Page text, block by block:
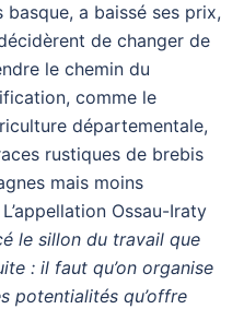
a baissé ses prix,
de changer de
le chemin du
comme le
départementale,
rustiques de brebis
mais moins
Ossau-Iraty
le sillon du travail que
: il faut qu’on organise
potentialités qu’offre